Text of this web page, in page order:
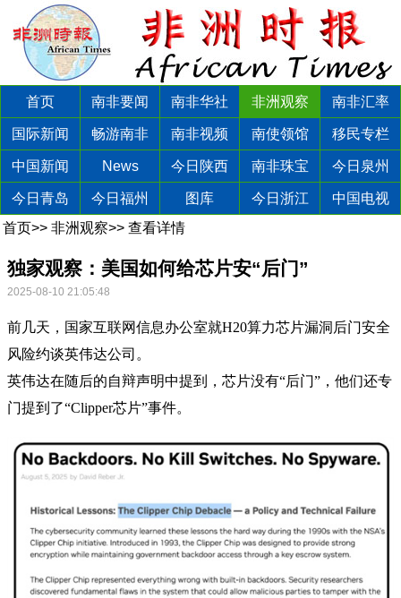
首页 南非要闻 南非华社 非洲观察 南非汇率
国际新闻 畅游南非 南非视频 南使领馆 移民专栏
中国新闻 News 今日陕西 南非珠宝 今日泉州
今日青岛 今日福州 图库 今日浙江
中国电视
首页>> 非洲观察>> 查看详情
独家观察：美国如何给芯片安“后门”
2025-08-10 21:05:48
前几天，国家互联网信息办公室就H20算力芯片漏洞后门安全
风险约谈英伟达公司。
英伟达在随后的自辩声明中提到，芯片没有“后门”，他们还专
门提到了“Clipper芯片”事件。